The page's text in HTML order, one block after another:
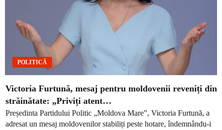
POLITICĂ
Victoria Furtună, mesaj pentru moldovenii reveniți din
străinătate: „Priviți atent…
Președinta Partidului Politic „Moldova Mare”, Victoria Furtună, a
adresat un mesaj moldovenilor stabiliți peste hotare, îndemnându-i